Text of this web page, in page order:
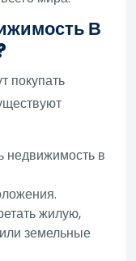
В
покупать
недвижимость в
жилую,
земельные